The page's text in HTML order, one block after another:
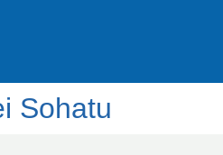
Sohatu